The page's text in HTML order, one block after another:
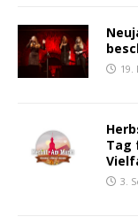
19.
Tag
3.